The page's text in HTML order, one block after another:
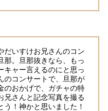
だいすけお兄さんのコン
那。旦那抜きなら、もっ
キャー言えるのにと思っ
のコンサートで、旦那が
のおかげで、ガチャの特
兄さんと記念写真を撮る
う！神かと思いました！